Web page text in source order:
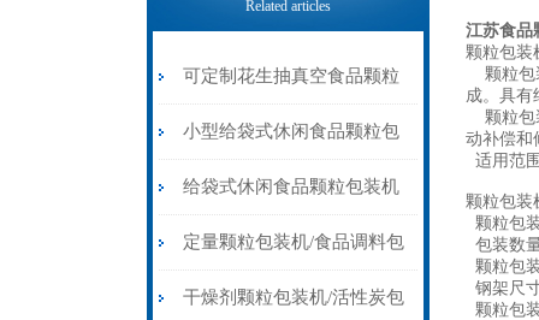
Related articles
可定制花生抽真空食品颗粒
包装机
小型给袋式休闲食品颗粒包
装机20-300克厂家价格
给袋式休闲食品颗粒包装机
预制袋全自动给袋食品灌包
机
定量颗粒包装机/食品调料包
装机
干燥剂颗粒包装机/活性炭包
江苏食品
颗粒包装
颗粒包
成。具有
颗粒包
动补偿和
适用范
颗粒包装
颗粒包
包装数
颗粒包
钢架尺
颗粒包